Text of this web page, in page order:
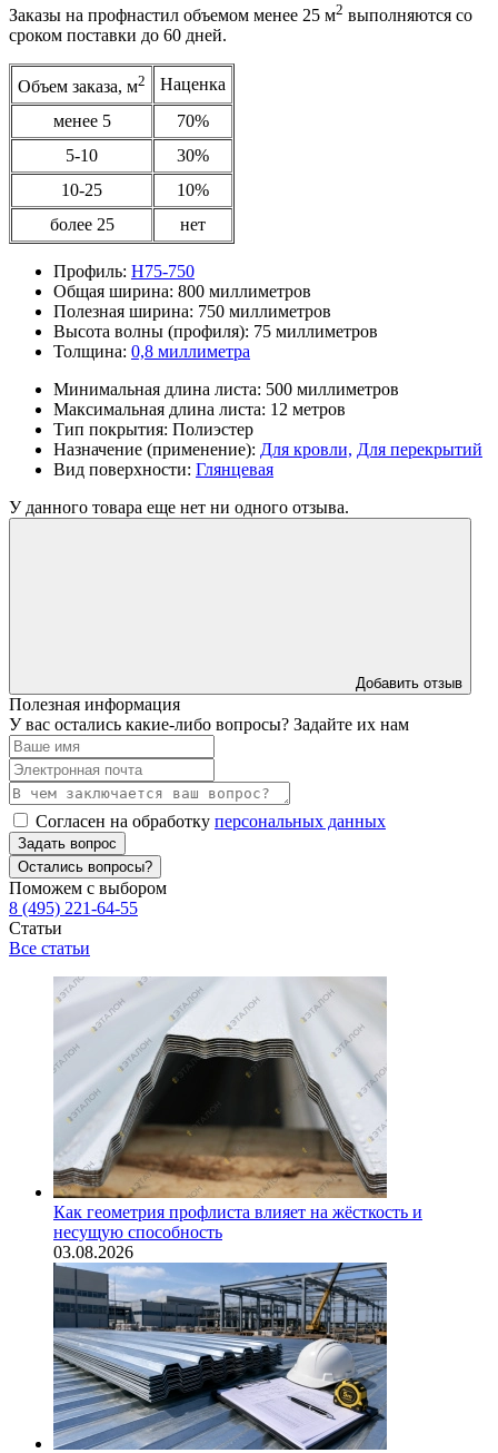
Заказы на профнастил объемом менее 25 м2 выполняются со
сроком поставки до 60 дней.
Объем заказа, м2
Наценка
менее 5
70%
5-10
30%
10-25
10%
более 25
нет
Профиль: Н75-750
Общая ширина: 800 миллиметров
Полезная ширина: 750 миллиметров
Высота волны (профиля): 75 миллиметров
Толщина: 0,8 миллиметра
Минимальная длина листа: 500 миллиметров
Максимальная длина листа: 12 метров
Тип покрытия: Полиэстер
Назначение (применение): Для кровли, Для перекрытий
Вид поверхности: Глянцевая
У данного товара еще нет ни одного отзыва.
Добавить отзыв
Полезная информация
У вас остались какие-либо вопросы? Задайте их нам
Согласен на обработку персональных данных
Задать вопрос
Остались вопросы?
Поможем с выбором
8 (495) 221-64-55
Статьи
Все статьи
Как геометрия профлиста влияет на жёсткость и
несущую способность
03.08.2026